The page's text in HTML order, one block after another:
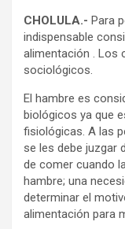
CHOLULA.- Para
indispensable
alimentación . Los
sociológicos.
El hambre es
biológicos ya que
fisiológicas. A las
se les debe juzgar
de comer cuando
hambre; una
determinar el
alimentación para